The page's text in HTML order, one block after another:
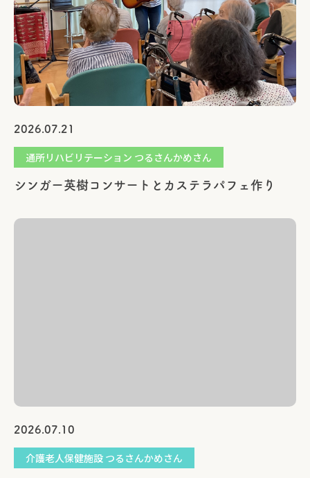
2026.07.21
通所リハビリテーション つるさんかめさん
シンガー英樹コンサートとカステラパフェ作り
2026.07.10
介護老人保健施設 つるさんかめさん